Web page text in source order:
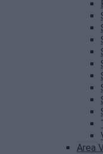
Area